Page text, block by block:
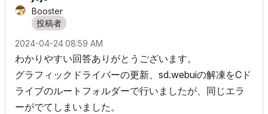
Booster
‎2024-04-2408:59 AM
わかりやすい回答ありがとうございます。
グラフィックドライバーの更新、sd.webuiの解凍をCド
ライブのルートフォルダーで行いましたが、同じエラ
ーがでてしまいました。